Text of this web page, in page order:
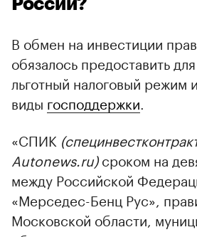
России?
В обмен на инвестиции
обязалось предоставить
льготный налоговый режим
виды господдержки
«СПИК
Autonews.ru)сроком на
между Российской
«Мерседес-Бенц Рус»,
Московской области,